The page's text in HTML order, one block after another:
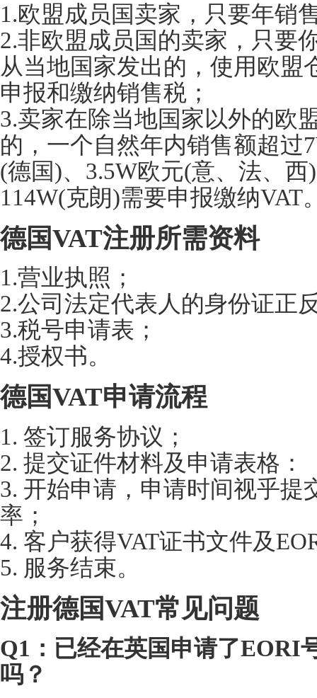
1.欧盟成员国卖家，只要年销
2.非欧盟成员国的卖家，只要
从当地国家发出的，使用欧盟
申报和缴纳销售税；
3.卖家在除当地国家以外的欧
的，一个自然年内销售额超过
(德国)、3.5W欧元(意、法、
114W(克朗)需要申报缴纳VAT
德国VAT注册所需资料
1.营业执照；
2.公司法定代表人的身份证正
3.税号申请表；
4.授权书。
德国VAT申请流程
1. 签订服务协议；
2. 提交证件材料及申请表格：
3. 开始申请，申请时间视乎提
率；
4. 客户获得VAT证书文件及
5. 服务结束。
注册德国VAT常见问题
Q1：已经在英国申请了EORI
吗？